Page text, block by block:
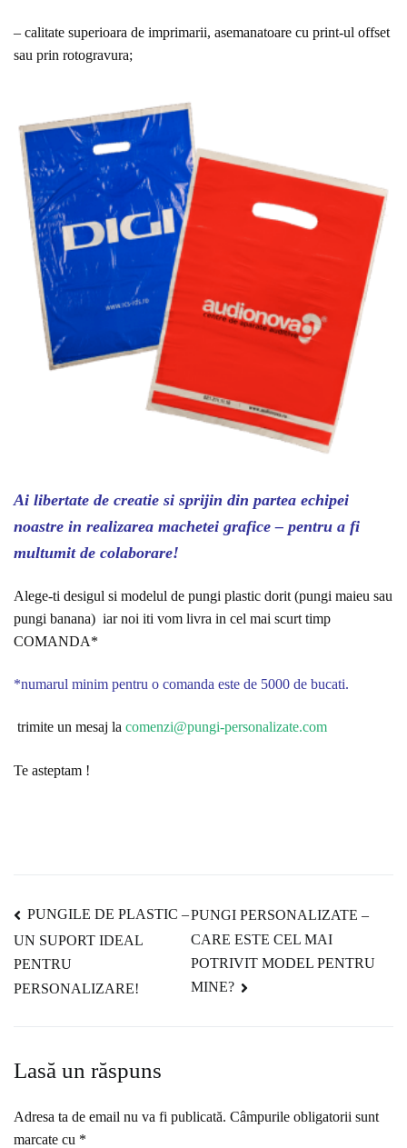
– calitate superioara de imprimarii, asemanatoare cu print-ul offset
sau prin rotogravura;
Ai libertate de creatie si sprijin din partea echipei
noastre in realizarea machetei grafice – pentru a fi
multumit de colaborare!
Alege-ti desigul si modelul de pungi plastic dorit (pungi maieu sau
pungi banana) iar noi iti vom livra in cel mai scurt timp
COMANDA*
*numarul minim pentru o comanda este de 5000 de bucati.
trimite un mesaj la comenzi@pungi-personalizate.com
Te asteptam !
Navigare
în
articole
PUNGILE DE PLASTIC –
UN SUPORT IDEAL
PENTRU
PERSONALIZARE!
PUNGI PERSONALIZATE –
CARE ESTE CEL MAI
POTRIVIT MODEL PENTRU
MINE?
Lasă un răspuns
Adresa ta de email nu va fi publicată. Câmpurile obligatorii sunt
marcate cu *